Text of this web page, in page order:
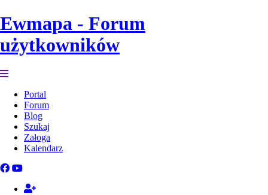
Ewmapa - Forum
użytkowników
Portal
Forum
Blog
Szukaj
Załoga
Kalendarz